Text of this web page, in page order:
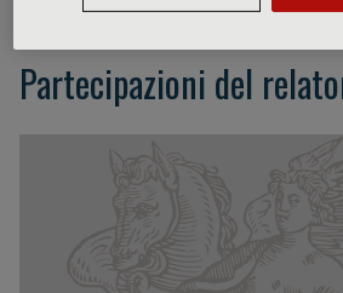
Partecipazioni del